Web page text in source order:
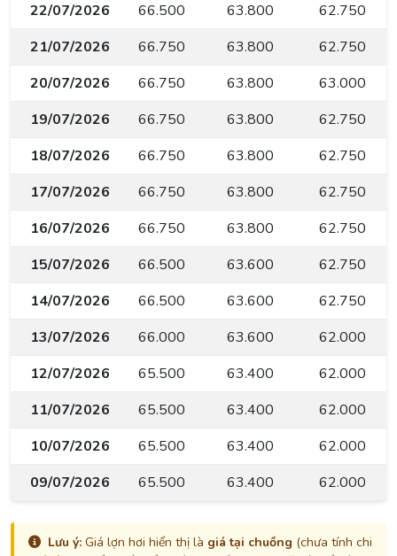
22/07/2026
66.500 63.800
62.750
21/07/2026
66.750 63.800
62.750
20/07/2026
66.750 63.800
63.000
19/07/2026
66.750 63.800
62.750
18/07/2026
66.750 63.800
62.750
17/07/2026
66.750 63.800
62.750
16/07/2026
66.750 63.800
62.750
15/07/2026
66.500 63.600
62.750
14/07/2026
66.500 63.600
62.750
13/07/2026
66.000 63.600
62.000
12/07/2026
65.500 63.400
62.000
11/07/2026
65.500 63.400
62.000
10/07/2026
65.500 63.400
62.000
09/07/2026
65.500 63.400 62.000
Lưu ý: Giá lợn hơi hiển thị là giá tại chuồng (chưa tính chi